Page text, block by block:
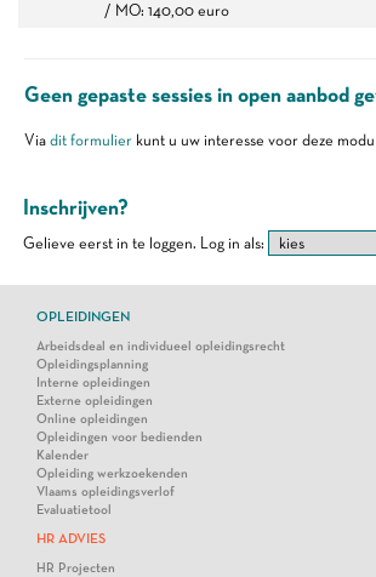
/ MO: 140,00 euro
Geen gepaste sessies in open aanbod
Via dit formulier kunt u uw interesse voor deze
Inschrijven?
Gelieve eerst in te loggen. Log in als:
OPLEIDINGEN
Arbeidsdeal en individueel opleidingsrecht
Opleidingsplanning
Interne opleidingen
Externe opleidingen
Online opleidingen
Opleidingen voor bedienden
Kalender
Opleiding werkzoekenden
Vlaams opleidingsverlof
Evaluatietool
HR ADVIES
HR Projecten